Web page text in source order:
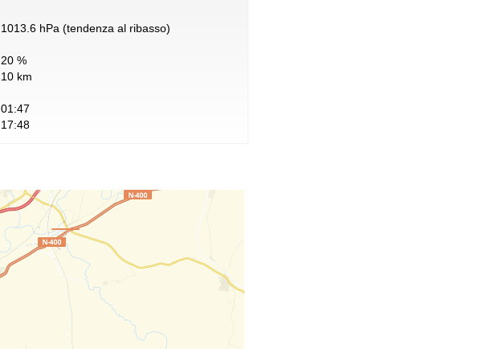
1013.6 hPa (tendenza al ribasso)
20 %
10 km
01:47
17:48